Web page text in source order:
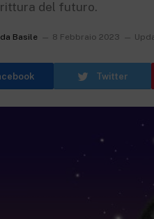
del futuro.
Basile 8 Febbraio 2023
Twitter